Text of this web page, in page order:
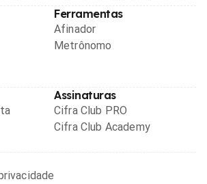
Ferramentas
Afinador
Metrônomo
Assinaturas
Cifra Club PRO
Cifra Club Academy